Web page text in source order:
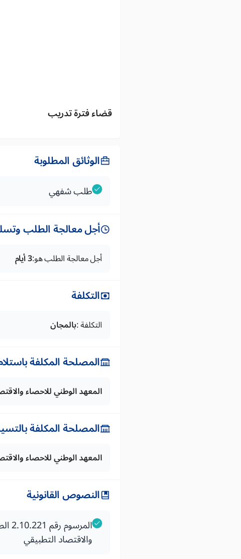
قضاء فترة تدريب
الوثائق المطلوبة
طلب شفهي
أجل معالجة الطلب
أجل معالجة الطلب هو:3 أيام
التكلفة
التكلفة :بالمجان
المصلحة المكلفة
المعهد الوطني للاحصاء
المصلحة المكلفة
المعهد الوطني للاحصاء
النصوص القانونية
والاقتصاد التطبيقي